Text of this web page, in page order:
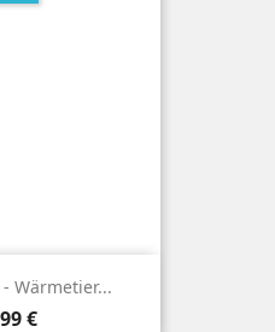
Wärmetier...
€